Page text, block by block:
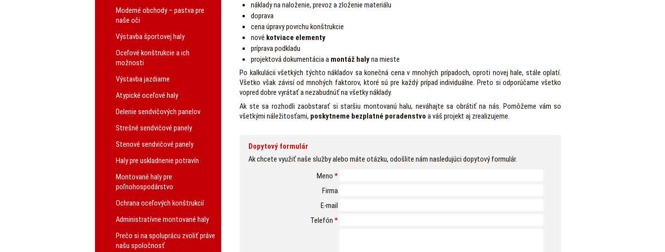
Moderné obchody – pastva pre
naše oči
Výstavba športovej haly
Oceľové konštrukcie a ich
možnosti
Výstavba jazdiarne
Atypické oceľové haly
Delenie sendvičových panelov
Strešné sendvičové panely
Stenové sendvičové panely
Haly pre uskladnenie potravín
Montované haly pre
poľnohospodárstvo
Ochrana oceľových konštrukcií
Administratívne montované haly
Prečo si na spoluprácu zvoliť práve
našu spoločnosť
náklady na naloženie, prevoz a zloženie materiálu
doprava
cena úpravy povrchu konštrukcie
nové kotviace elementy
príprava podkladu
projektová dokumentácia a montáž halyna mieste
Po kalkulácii všetkých týchto nákladov sa konečná cena v mnohých prípadoch, oproti novej hale, stále oplatí.
Všetko však závisí od mnohých faktorov, ktoré sú pre každý prípad individuálne. Preto si odporúčame všetko
vopred dobre vyrátať a nezabudnúť na všetky náklady.
Ak ste sa rozhodli zaobstarať si staršiu montovanú halu, neváhajte sa obrátiť na nás. Pomôžeme vám so
všetkými náležitosťami, poskytneme bezplatné poradenstvo a váš projekt aj zrealizujeme.
Dopytový formulár
Ak chcete využiť naše služby alebo máte otázku, odošlite nám nasledujúci dopytový formulár.
Meno *
Firma
E-mail
Telefón *